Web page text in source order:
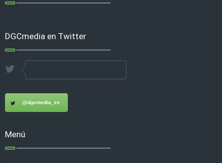
DGCmedia en Twitter
@dgcmedia_es
Menú